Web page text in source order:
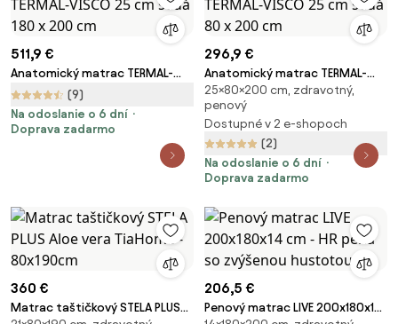
511,9 €
Anatomický matrac TERMAL-
VISCO 25 cm šedá 180 x 200 cm
(9)
Na odoslanie o 6 dní
Doprava zadarmo
296,9 €
Anatomický matrac TERMAL-
VISCO 25 cm šedá 80 x 200 cm
25×80×200 cm, zdravotný,
penový
Dostupné v 2 e-shopoch
(2)
Na odoslanie o 6 dní
Doprava zadarmo
360 €
Matrac taštičkový STELA PLUS
206,5 €
Penový matrac LIVE 200x180x14